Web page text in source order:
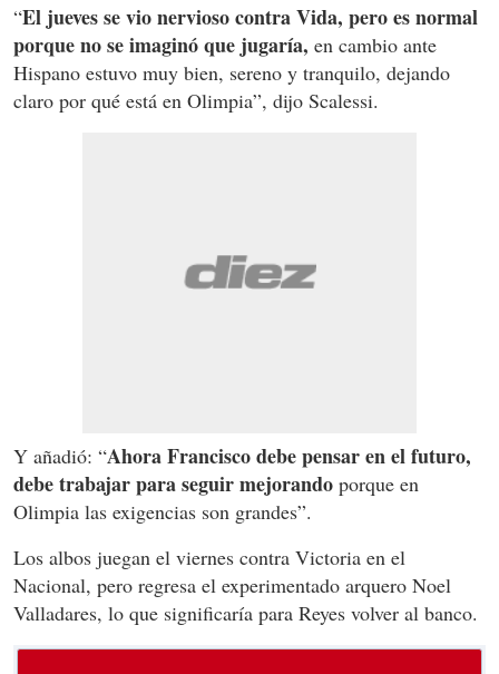
“El jueves se vio nervioso contra Vida, pero es normal
porque no se imaginó que jugaría, en cambio ante
Hispano estuvo muy bien, sereno y tranquilo, dejando
claro por qué está en Olimpia”, dijo Scalessi.
Y añadió: “Ahora Francisco debe pensar en el futuro,
debe trabajar para seguir mejorando porque en
Olimpia las exigencias son grandes”.
Los albos juegan el viernes contra Victoria en el
Nacional, pero regresa el experimentado arquero Noel
Valladares, lo que significaría para Reyes volver al banco.